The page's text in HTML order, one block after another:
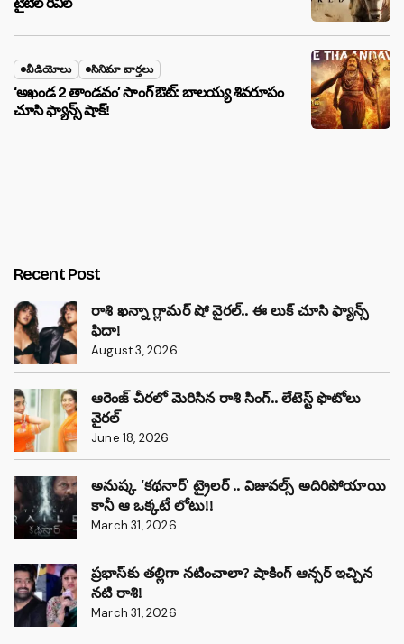
వీడియోలు సినిమా వార్తలు
‘అఖండ 2 తాండవం’ సాంగ్ ఔట్: బాలయ్య శివరూపం
చూసి ఫ్యాన్స్ షాక్!
Recent Post
రాశి ఖన్నా గ్లామర్ షో వైరల్.. ఈ లుక్ చూసి ఫ్యాన్స్
ఫిదా!
August 3, 2026
ఆరెంజ్ చీరలో మెరిసిన రాశి సింగ్.. లేటెస్ట్ ఫొటోలు
వైరల్
June 18, 2026
అనుష్క ‘కథనార్’ ట్రైలర్ .. విజువల్స్ అదిరిపోయాయి
కానీ ఆ ఒక్కటే లోటు!!
March 31, 2026
ప్రభాస్‌కు తల్లిగా నటించాలా? షాకింగ్ ఆన్సర్ ఇచ్చిన
నటి రాశి!
March 31, 2026